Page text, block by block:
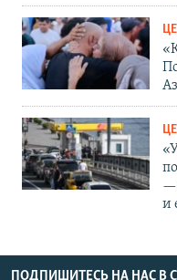
—
и
ПОДПИШИТЕСЬ НА НАС В